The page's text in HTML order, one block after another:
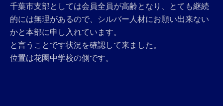
千葉市支部としては会員全員が高齢となり、とても継続
的には無理があるので、シルバー人材にお願い出来ない
かと本部に申し入れています。
と言うことです状況を確認して来ました。
位置は花園中学校の側です。